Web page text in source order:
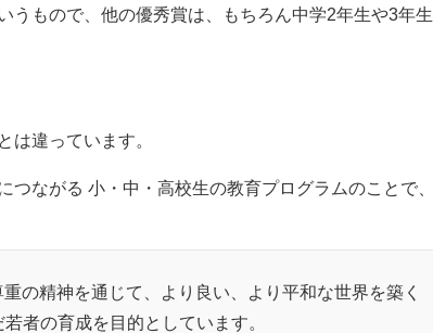
うもので、他の優秀賞は、もちろん中学2年生や3年生
は違っています。
ながる 小・中・高校生の教育プログラムのことで、
の精神を通じて、より良い、より平和な世界を築く
者の育成を目的としています。